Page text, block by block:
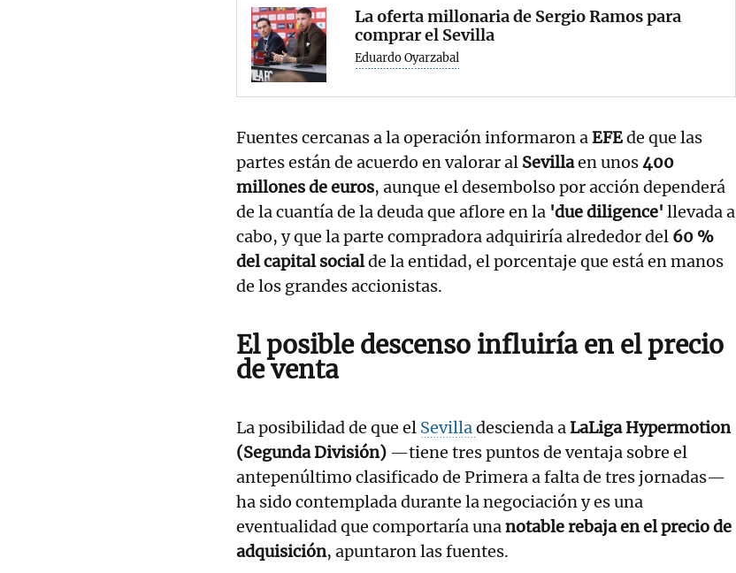
La oferta millonaria de Sergio Ramos para
comprar el Sevilla
Eduardo Oyarzabal
Fuentes cercanas a la operación informaron aEFEde que las
partes están de acuerdo en valorar al Sevillaen unos400
millones de euros, aunque el desembolso por acción dependerá
de la cuantía de la deuda que aflore en la 'due diligence' llevada a
cabo, y que la parte compradora adquiriría alrededor del 60 %
del capital socialde la entidad, el porcentaje que está en manos
de los grandes accionistas.
El posible descenso influiría en el precio
de venta
La posibilidad de que el Sevilladescienda aLaLiga Hypermotion
(Segunda División) —tiene tres puntos de ventaja sobre el
antepenúltimo clasificado de Primera a falta de tres jornadas—
ha sido contemplada durante la negociación y es una
eventualidad que comportaría unanotable rebaja en el precio de
adquisición, apuntaron las fuentes.